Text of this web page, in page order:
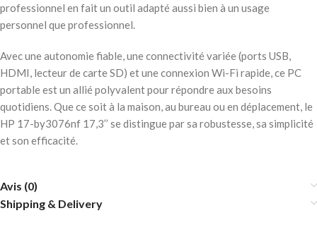
professionnel en fait un outil adapté aussi bien à un usage
personnel que professionnel.
Avec une autonomie fiable, une connectivité variée (ports USB,
HDMI, lecteur de carte SD) et une connexion Wi-Fi rapide, ce PC
portable est un allié polyvalent pour répondre aux besoins
quotidiens. Que ce soit à la maison, au bureau ou en déplacement, le
HP 17-by3076nf 17,3’’ se distingue par sa robustesse, sa simplicité
et son efficacité.
Avis (0)
Shipping & Delivery